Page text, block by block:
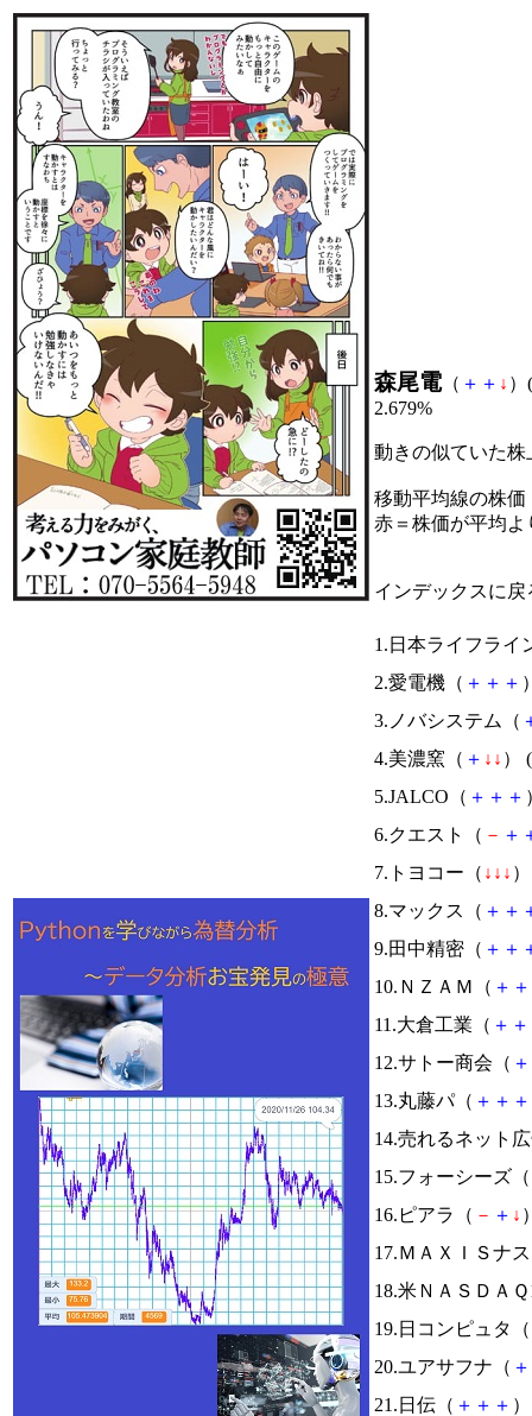
森尾電（ ＋ ＋ ↓
2.679%
動きの似ていた
移動平均線の株価
赤＝株価が平均
インデックスに戻
1.日本ライフライ
2.愛電機（ ＋ ＋ ＋
3.ノバシステム（
4.美濃窯（ ＋ ↓ ↓ ） (
5.JALCO（ ＋ ＋ ＋
6.クエスト（ － ＋
7.トヨコー（ ↓ ↓ ↓
8.マックス（ ＋ ＋
9.田中精密（ ＋ ＋
10.ＮＺＡＭ（ ＋ ＋
11.大倉工業（ ＋ ＋
12.サトー商会（ ＋
13.丸藤パ（ ＋ ＋ ＋
14.売れるネット
15.フォーシーズ（
16.ピアラ（ － ＋ ↓
17.ＭＡＸＩＳナ
18.米ＮＡＳＤＡ
19.日コンピュタ（
20.ユアサフナ（ ＋
21.日伝（ ＋ ＋ ＋